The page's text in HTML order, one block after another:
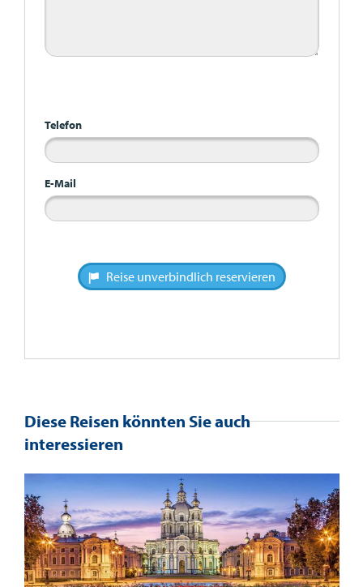
Telefon
E-Mail
Reise unverbindlich reservieren
Diese Reisen könnten Sie auch
interessieren